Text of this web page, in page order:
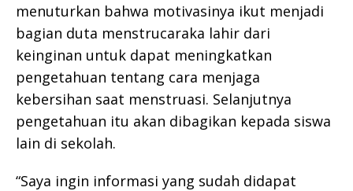
menuturkan bahwa motivasinya ikut menjadi
bagian duta menstrucaraka lahir dari
keinginan untuk dapat meningkatkan
pengetahuan tentang cara menjaga
kebersihan saat menstruasi. Selanjutnya
pengetahuan itu akan dibagikan kepada siswa
lain di sekolah.
“Saya ingin informasi yang sudah didapat